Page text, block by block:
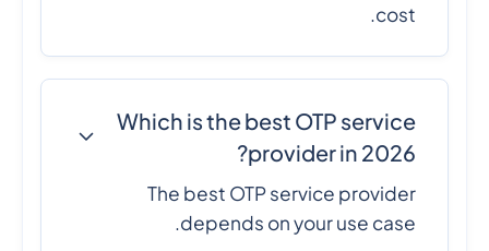
cost.
Which is the best OTP service
provider in 2026?
The best OTP service provider
depends on your use case.